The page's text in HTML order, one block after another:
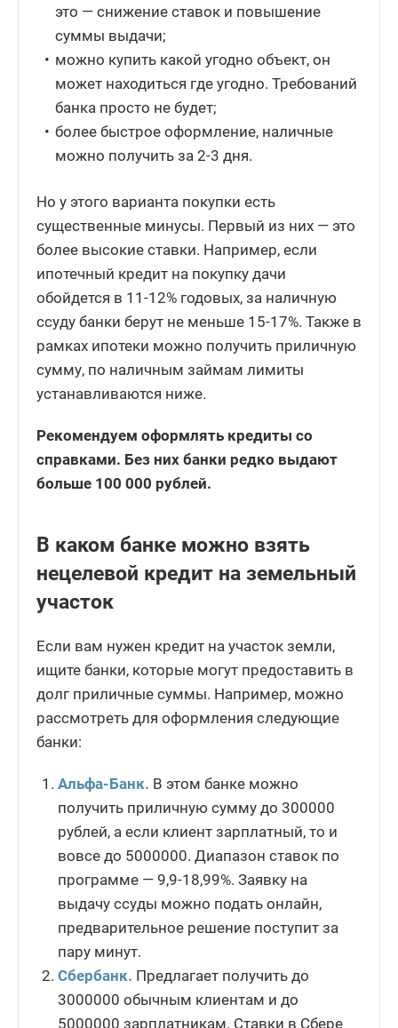
это — снижение ставок и повышение
суммы выдачи;
можно купить какой угодно объект, он
может находиться где угодно. Требований
банка просто не будет;
более быстрое оформление, наличные
можно получить за 2-3 дня.
Но у этого варианта покупки есть
существенные минусы. Первый из них — это
более высокие ставки. Например, если
ипотечный кредит на покупку дачи
обойдется в 11-12% годовых, за наличную
ссуду банки берут не меньше 15-17%. Также в
рамках ипотеки можно получить приличную
сумму, по наличным займам лимиты
устанавливаются ниже.
Рекомендуем оформлять кредиты со
справками. Без них банки редко выдают
больше 100 000 рублей.
В каком банке можно взять
нецелевой кредит на земельный
участок
Если вам нужен кредит на участок земли,
ищите банки, которые могут предоставить в
долг приличные суммы. Например, можно
рассмотреть для оформления следующие
банки:
Альфа-Банк. В этом банке можно
получить приличную сумму до 300000
рублей, а если клиент зарплатный, то и
вовсе до 5000000. Диапазон ставок по
программе — 9,9-18,99%. Заявку на
выдачу ссуды можно подать онлайн,
предварительное решение поступит за
пару минут.
Сбербанк. Предлагает получить до
3000000 обычным клиентам и до
5000000 зарплатникам. Ставки в Сбере